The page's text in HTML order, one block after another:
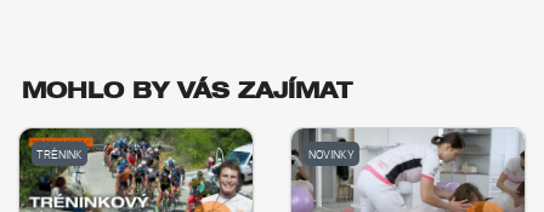
MOHLO BY VÁS ZAJÍMAT
TRÉNINK NOVINKY